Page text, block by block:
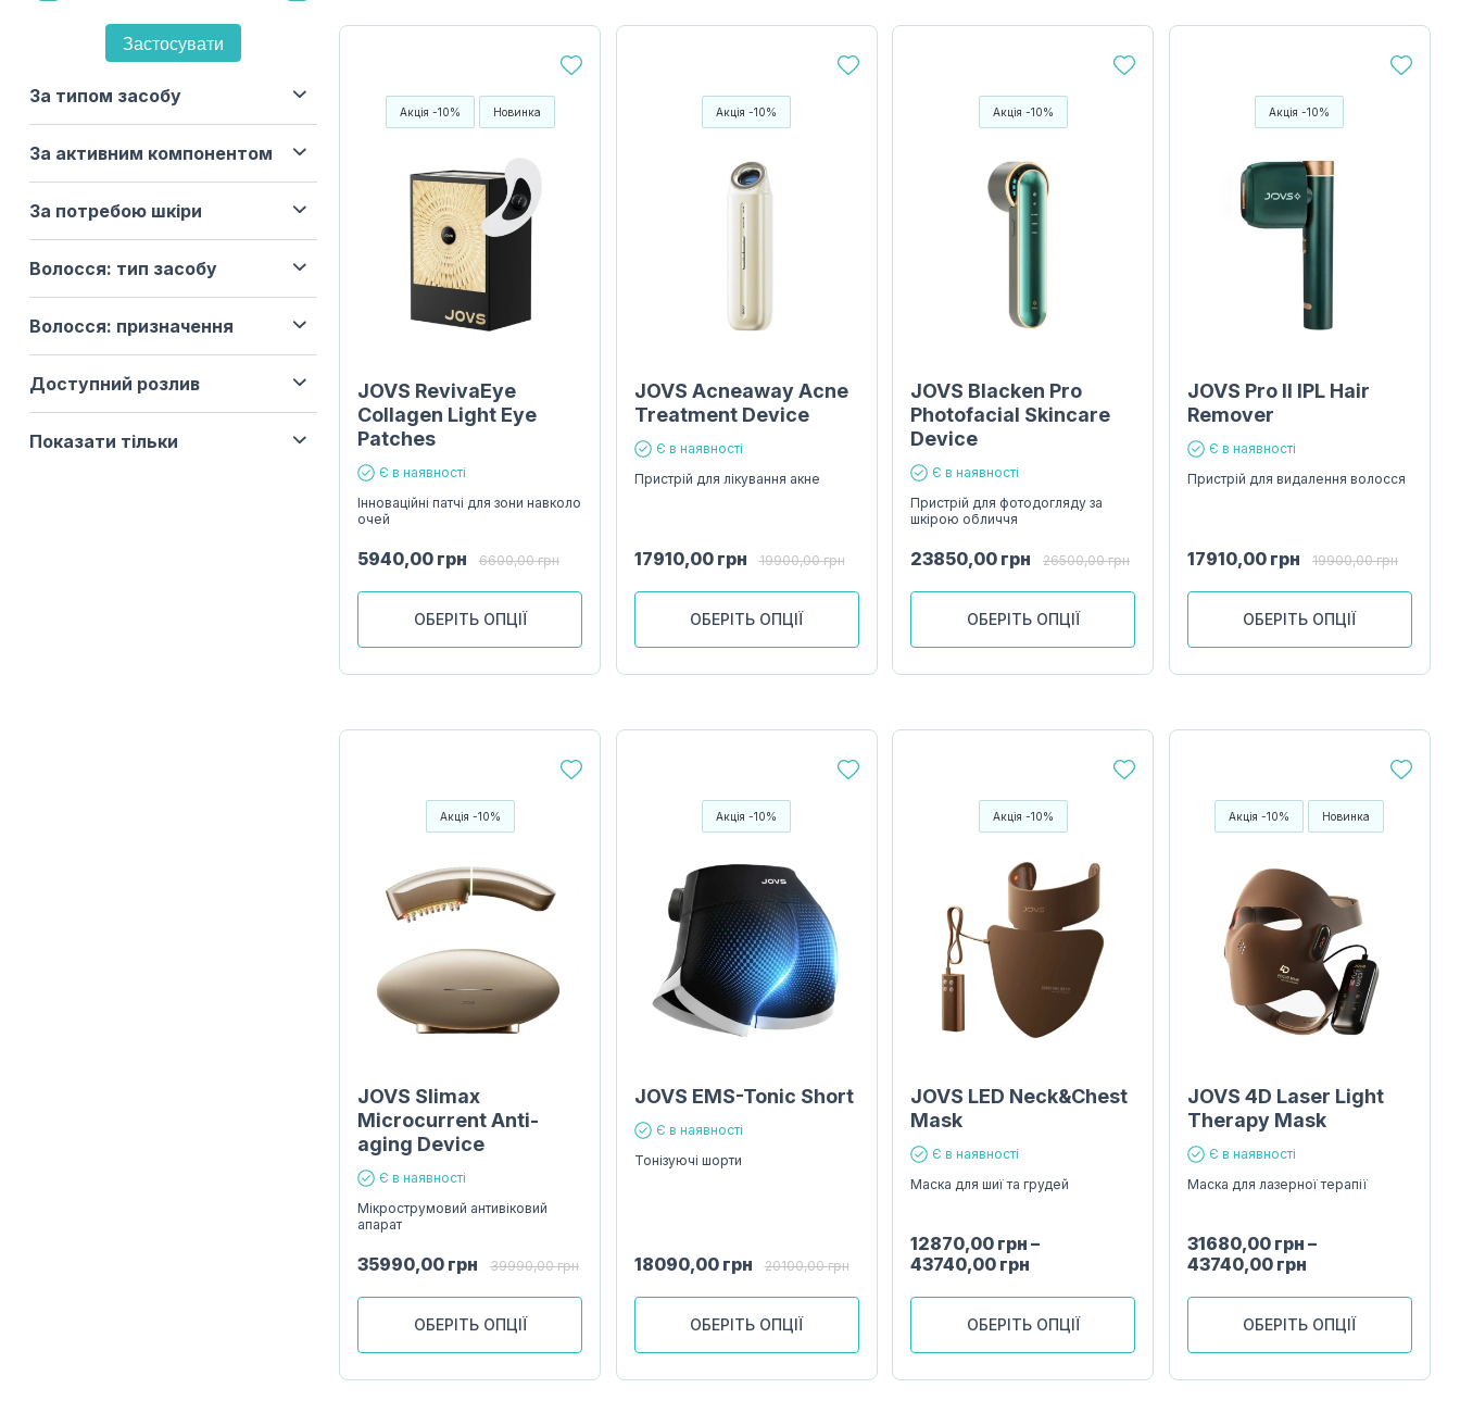
Застосувати
За типом засобу
За активним компонентом
За потребою шкіри
Волосся: тип засобу
Волосся: призначення
Доступний розлив
Показати тільки
Акція -10% Новинка
JOVS RevivaEye
Collagen Light Eye
Patches
Є в наявності
Інноваційні патчі для зони навколо
очей
5940,00 грн 6600,00грн
ОБЕРІТЬ ОПЦІЇ
Акція -10%
JOVS Acneaway Acne
Treatment Device
Є в наявності
Пристрій для лікування акне
17910,00 грн 19900,00грн
ОБЕРІТЬ ОПЦІЇ
Акція -10%
JOVS Blacken Pro
Photofacial Skincare
Device
Є в наявності
Пристрій для фотодогляду за
шкірою обличчя
23850,00 грн 26500,00грн
ОБЕРІТЬ ОПЦІЇ
Акція -10%
JOVS Pro II IPL Hair
Remover
Є в наявності
Пристрій для видалення волосся
17910,00 грн 19900,00грн
ОБЕРІТЬ ОПЦІЇ
Акція -10%
JOVS Slimax
Microcurrent Anti-
aging Device
Є в наявності
Мікрострумовий антивіковий
апарат
35990,00 грн 39990,00грн
ОБЕРІТЬ ОПЦІЇ
Акція -10%
JOVS EMS-Tonic Short
Є в наявності
Тонізуючі шорти
18090,00 грн 20100,00грн
ОБЕРІТЬ ОПЦІЇ
Акція -10%
JOVS LED Neck&Chest
Mask
Є в наявності
Маска для шиї та грудей
12870,00 грн –
43740,00 грн
ОБЕРІТЬ ОПЦІЇ
Акція -10% Новинка
JOVS 4D Laser Light
Therapy Mask
Є в наявності
Маска для лазерної терапії
31680,00 грн –
43740,00 грн
ОБЕРІТЬ ОПЦІЇ